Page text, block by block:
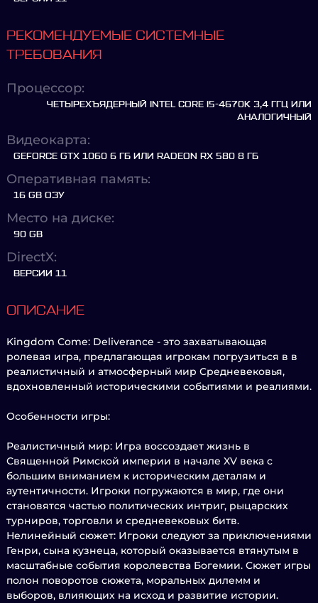
РЕКОМЕНДУЕМЫЕ СИСТЕМНЫЕ
ТРЕБОВАНИЯ
Процессор:
ЧЕТЫРЕХЪЯДЕРНЫЙ INTEL CORE I5-4670K 3,4 ГГЦ ИЛИ
АНАЛОГИЧНЫЙ
Видеокарта:
GEFORCE GTX 1060 6 ГБ ИЛИ RADEON RX 580 8 ГБ
Оперативная память:
16 GB ОЗУ
Место на диске:
90 GB
DirectX:
ВЕРСИИ 11
ОПИСАНИЕ
Kingdom Come: Deliverance - это захватывающая
ролевая игра, предлагающая игрокам погрузиться в в
реалистичный и атмосферный мир Средневековья,
вдохновленный историческими событиями и реалиями.
Особенности игры:
Реалистичный мир: Игра воссоздает жизнь в
Священной Римской империи в начале XV века с
большим вниманием к историческим деталям и
аутентичности. Игроки погружаются в мир, где они
становятся частью политических интриг, рыцарских
турниров, торговли и средневековых битв.
Нелинейный сюжет: Игроки следуют за приключениями
Генри, сына кузнеца, который оказывается втянутым в
масштабные события королевства Богемии. Сюжет игры
полон поворотов сюжета, моральных дилемм и
выборов, влияющих на исход и развитие истории.